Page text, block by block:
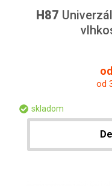
H87
od
skladom